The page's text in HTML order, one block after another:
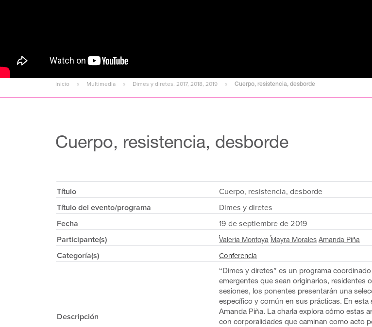
Inicio Multimedia Dimes y diretes. 2017, 2018, 2019 Cuerpo, resistencia, desborde
Cuerpo, resistencia, desborde
Título
Cuerpo, resistencia, desborde
Título del evento/programa
Dimes y diretes
Fecha
19 de septiembre de 2019
Participante(s)
Valeria Montoya Mayra Morales Amanda Piña
Categoría(s) Conferencia
Descripción
“Dimes y diretes” es un programa
emergentes que sean originarios, residentes
sesiones, los ponentes presentarán una
específico y común en sus prácticas. En esta
Amanda Piña. La charla explora cómo estas
con corporalidades que caminan como acto